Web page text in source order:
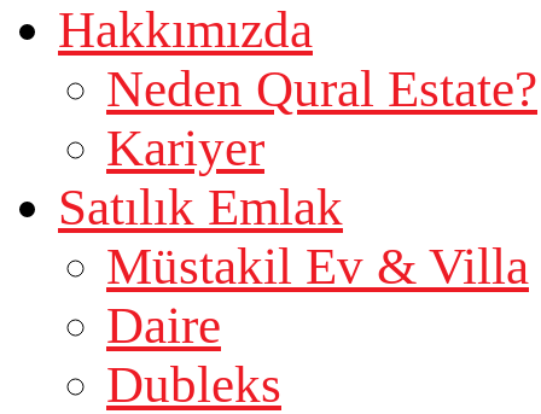
Hakkımızda
Neden Qural Estate?
Kariyer
Satılık Emlak
Müstakil Ev & Villa
Daire
Dubleks